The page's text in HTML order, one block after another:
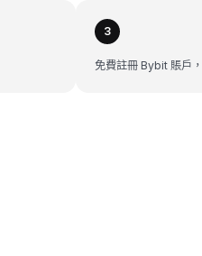
3
免費註冊 Bybit 賬戶，